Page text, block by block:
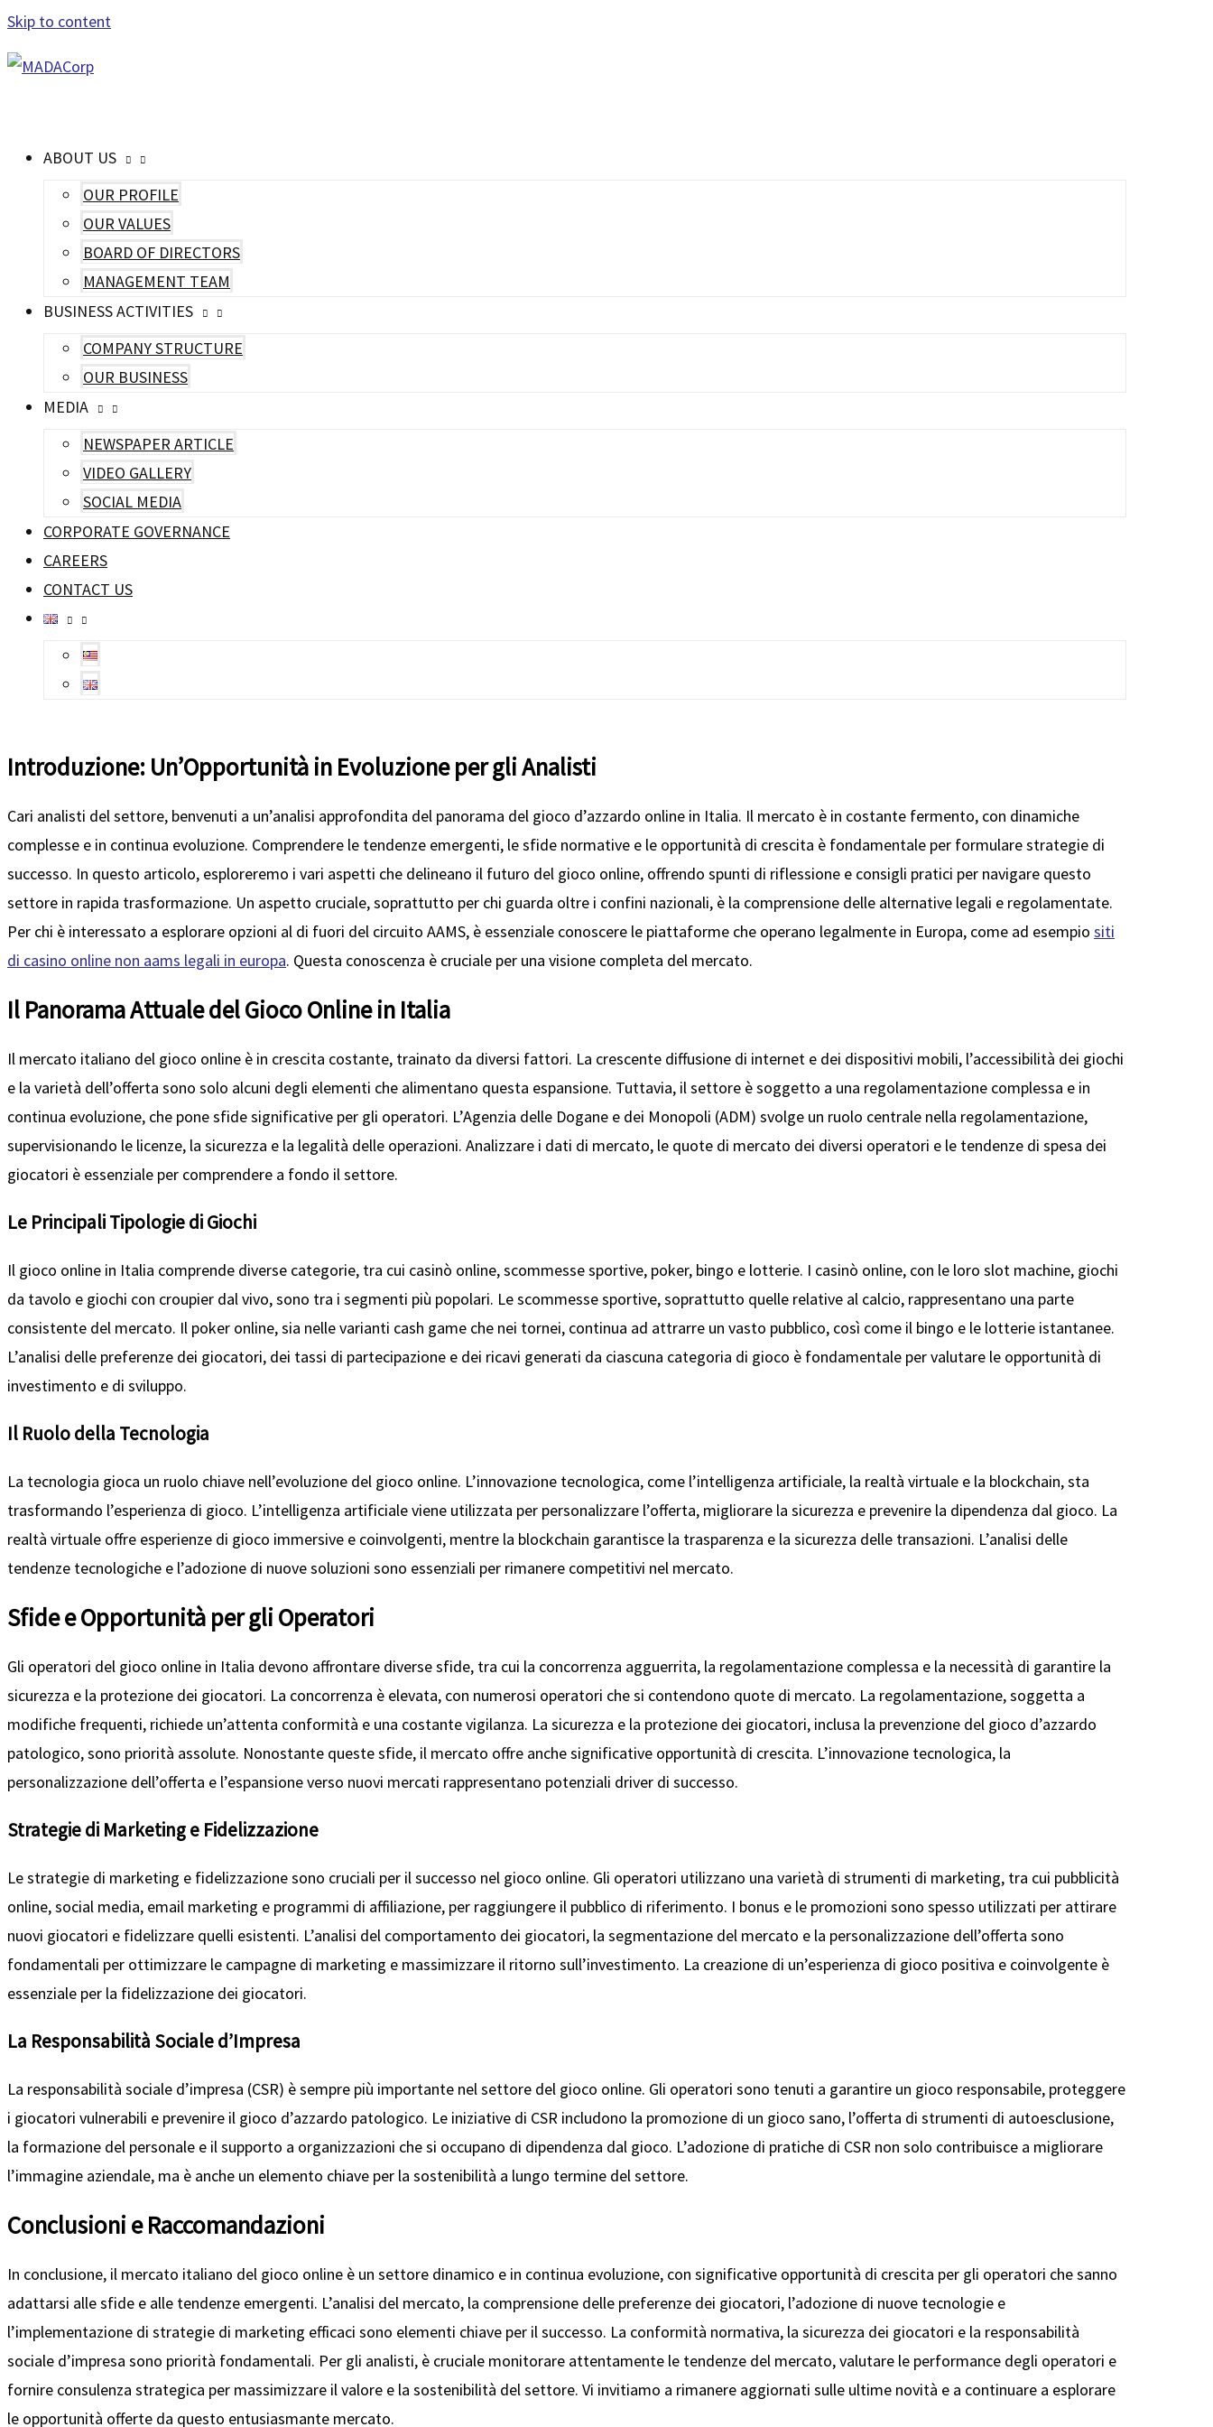
Skip to content
ABOUT US
OUR PROFILE
OUR VALUES
BOARD OF DIRECTORS
MANAGEMENT TEAM
BUSINESS ACTIVITIES
COMPANY STRUCTURE
OUR BUSINESS
MEDIA
NEWSPAPER ARTICLE
VIDEO GALLERY
SOCIAL MEDIA
CORPORATE GOVERNANCE
CAREERS
CONTACT US
Introduzione: Un’Opportunità in Evoluzione per gli Analisti
Cari analisti del settore, benvenuti a un’analisi approfondita del panorama del gioco d’azzardo online in Italia. Il mercato è in costante fermento, con dinamiche
complesse e in continua evoluzione. Comprendere le tendenze emergenti, le sfide normative e le opportunità di crescita è fondamentale per formulare strategie di
successo. In questo articolo, esploreremo i vari aspetti che delineano il futuro del gioco online, offrendo spunti di riflessione e consigli pratici per navigare questo
settore in rapida trasformazione. Un aspetto cruciale, soprattutto per chi guarda oltre i confini nazionali, è la comprensione delle alternative legali e regolamentate.
Per chi è interessato a esplorare opzioni al di fuori del circuito AAMS, è essenziale conoscere le piattaforme che operano legalmente in Europa, come ad esempio siti
di casino online non aams legali in europa. Questa conoscenza è cruciale per una visione completa del mercato.
Il Panorama Attuale del Gioco Online in Italia
Il mercato italiano del gioco online è in crescita costante, trainato da diversi fattori. La crescente diffusione di internet e dei dispositivi mobili, l’accessibilità dei giochi
e la varietà dell’offerta sono solo alcuni degli elementi che alimentano questa espansione. Tuttavia, il settore è soggetto a una regolamentazione complessa e in
continua evoluzione, che pone sfide significative per gli operatori. L’Agenzia delle Dogane e dei Monopoli (ADM) svolge un ruolo centrale nella regolamentazione,
supervisionando le licenze, la sicurezza e la legalità delle operazioni. Analizzare i dati di mercato, le quote di mercato dei diversi operatori e le tendenze di spesa dei
giocatori è essenziale per comprendere a fondo il settore.
Le Principali Tipologie di Giochi
Il gioco online in Italia comprende diverse categorie, tra cui casinò online, scommesse sportive, poker, bingo e lotterie. I casinò online, con le loro slot machine, giochi
da tavolo e giochi con croupier dal vivo, sono tra i segmenti più popolari. Le scommesse sportive, soprattutto quelle relative al calcio, rappresentano una parte
consistente del mercato. Il poker online, sia nelle varianti cash game che nei tornei, continua ad attrarre un vasto pubblico, così come il bingo e le lotterie istantanee.
L’analisi delle preferenze dei giocatori, dei tassi di partecipazione e dei ricavi generati da ciascuna categoria di gioco è fondamentale per valutare le opportunità di
investimento e di sviluppo.
Il Ruolo della Tecnologia
La tecnologia gioca un ruolo chiave nell’evoluzione del gioco online. L’innovazione tecnologica, come l’intelligenza artificiale, la realtà virtuale e la blockchain, sta
trasformando l’esperienza di gioco. L’intelligenza artificiale viene utilizzata per personalizzare l’offerta, migliorare la sicurezza e prevenire la dipendenza dal gioco. La
realtà virtuale offre esperienze di gioco immersive e coinvolgenti, mentre la blockchain garantisce la trasparenza e la sicurezza delle transazioni. L’analisi delle
tendenze tecnologiche e l’adozione di nuove soluzioni sono essenziali per rimanere competitivi nel mercato.
Sfide e Opportunità per gli Operatori
Gli operatori del gioco online in Italia devono affrontare diverse sfide, tra cui la concorrenza agguerrita, la regolamentazione complessa e la necessità di garantire la
sicurezza e la protezione dei giocatori. La concorrenza è elevata, con numerosi operatori che si contendono quote di mercato. La regolamentazione, soggetta a
modifiche frequenti, richiede un’attenta conformità e una costante vigilanza. La sicurezza e la protezione dei giocatori, inclusa la prevenzione del gioco d’azzardo
patologico, sono priorità assolute. Nonostante queste sfide, il mercato offre anche significative opportunità di crescita. L’innovazione tecnologica, la
personalizzazione dell’offerta e l’espansione verso nuovi mercati rappresentano potenziali driver di successo.
Strategie di Marketing e Fidelizzazione
Le strategie di marketing e fidelizzazione sono cruciali per il successo nel gioco online. Gli operatori utilizzano una varietà di strumenti di marketing, tra cui pubblicità
online, social media, email marketing e programmi di affiliazione, per raggiungere il pubblico di riferimento. I bonus e le promozioni sono spesso utilizzati per attirare
nuovi giocatori e fidelizzare quelli esistenti. L’analisi del comportamento dei giocatori, la segmentazione del mercato e la personalizzazione dell’offerta sono
fondamentali per ottimizzare le campagne di marketing e massimizzare il ritorno sull’investimento. La creazione di un’esperienza di gioco positiva e coinvolgente è
essenziale per la fidelizzazione dei giocatori.
La Responsabilità Sociale d’Impresa
La responsabilità sociale d’impresa (CSR) è sempre più importante nel settore del gioco online. Gli operatori sono tenuti a garantire un gioco responsabile, proteggere
i giocatori vulnerabili e prevenire il gioco d’azzardo patologico. Le iniziative di CSR includono la promozione di un gioco sano, l’offerta di strumenti di autoesclusione,
la formazione del personale e il supporto a organizzazioni che si occupano di dipendenza dal gioco. L’adozione di pratiche di CSR non solo contribuisce a migliorare
l’immagine aziendale, ma è anche un elemento chiave per la sostenibilità a lungo termine del settore.
Conclusioni e Raccomandazioni
In conclusione, il mercato italiano del gioco online è un settore dinamico e in continua evoluzione, con significative opportunità di crescita per gli operatori che sanno
adattarsi alle sfide e alle tendenze emergenti. L’analisi del mercato, la comprensione delle preferenze dei giocatori, l’adozione di nuove tecnologie e
l’implementazione di strategie di marketing efficaci sono elementi chiave per il successo. La conformità normativa, la sicurezza dei giocatori e la responsabilità
sociale d’impresa sono priorità fondamentali. Per gli analisti, è cruciale monitorare attentamente le tendenze del mercato, valutare le performance degli operatori e
fornire consulenza strategica per massimizzare il valore e la sostenibilità del settore. Vi invitiamo a rimanere aggiornati sulle ultime novità e a continuare a esplorare
le opportunità offerte da questo entusiasmante mercato.